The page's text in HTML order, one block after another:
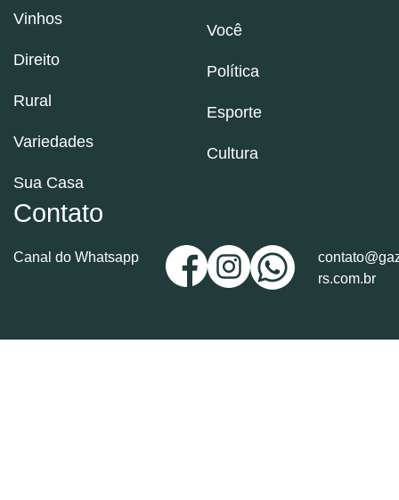
Vinhos
Direito
Rural
Variedades
Sua Casa
Você
Política
Esporte
Cultura
Contato
Canal do Whatsapp
rs.com.br